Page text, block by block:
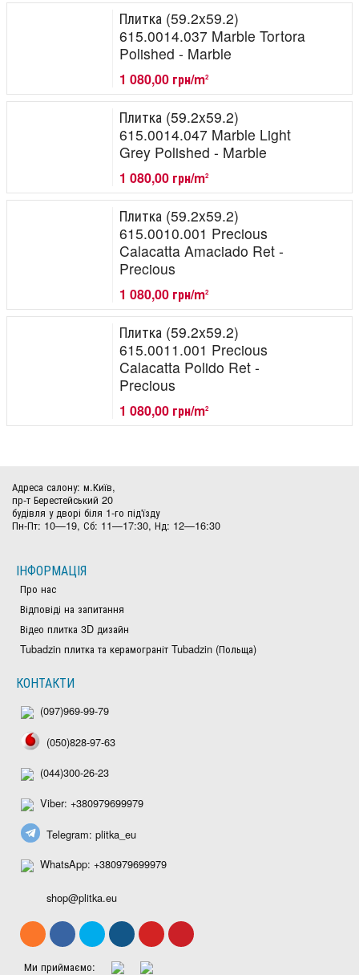
Плитка (59.2x59.2)
615.0014.037 Marble Tortora
Polished - Marble
1 080,00 грн/m2
Плитка (59.2x59.2)
615.0014.047 Marble Light
Grey Polished - Marble
1 080,00 грн/m2
Плитка (59.2x59.2)
615.0010.001 Precious
Calacatta Amaciado Ret -
Precious
1 080,00 грн/m2
Плитка (59.2x59.2)
615.0011.001 Precious
Calacatta Polido Ret -
Precious
1 080,00 грн/m2
Адреса салону: м.Київ,
пр-т Берестейський 20
будівля у дворі біля 1-го під'їзду
Пн-Пт: 10—19, Сб: 11—17:30, Нд: 12—16:30
ІНФОРМАЦІЯ
Про нас
Відповіді на запитання
Відео плитка 3D дизайн
Tubadzin плитка та керамограніт Tubadzin (Польща)
КОНТАКТИ
(097)969-99-79
(050)828-97-63
(044)300-26-23
Viber: +380979699979
Telegram: plitka_eu
WhatsApp: +380979699979
shop@plitka.eu
Ми приймаємо: